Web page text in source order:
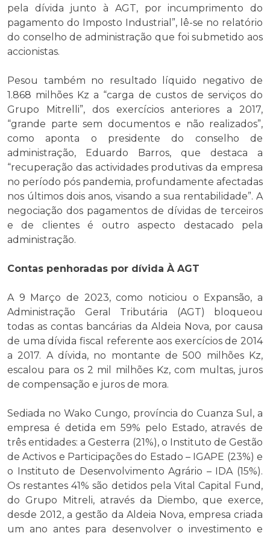
pela dívida junto à AGT, por incumprimento do
pagamento do Imposto Industrial”, lê-se no relatório
do conselho de administração que foi submetido aos
accionistas.
Pesou também no resultado líquido negativo de
1.868 milhões Kz a “carga de custos de serviços do
Grupo Mitrelli”, dos exercícios anteriores a 2017,
“grande parte sem documentos e não realizados”,
como aponta o presidente do conselho de
administração, Eduardo Barros, que destaca a
“recuperação das actividades produtivas da empresa
no período pós pandemia, profundamente afectadas
nos últimos dois anos, visando a sua rentabilidade”. A
negociação dos pagamentos de dívidas de terceiros
e de clientes é outro aspecto destacado pela
administração.
Contas penhoradas por dívida À AGT
A 9 Março de 2023, como noticiou o Expansão, a
Administração Geral Tributária (AGT) bloqueou
todas as contas bancárias da Aldeia Nova, por causa
de uma dívida fiscal referente aos exercícios de 2014
a 2017. A dívida, no montante de 500 milhões Kz,
escalou para os 2 mil milhões Kz, com multas, juros
de compensação e juros de mora.
Sediada no Wako Cungo, província do Cuanza Sul, a
empresa é detida em 59% pelo Estado, através de
três entidades: a Gesterra (21%), o Instituto de Gestão
de Activos e Participações do Estado – IGAPE (23%) e
o Instituto de Desenvolvimento Agrário – IDA (15%).
Os restantes 41% são detidos pela Vital Capital Fund,
do Grupo Mitreli, através da Diembo, que exerce,
desde 2012, a gestão da Aldeia Nova, empresa criada
um ano antes para desenvolver o investimento e